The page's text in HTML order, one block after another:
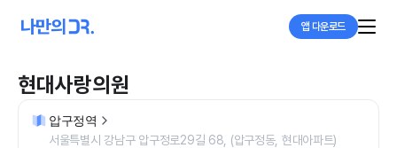
앱 다운로드
현대사랑의원
압구정역
서울특별시 강남구 압구정로29길 68, (압구정동, 현대아파트)